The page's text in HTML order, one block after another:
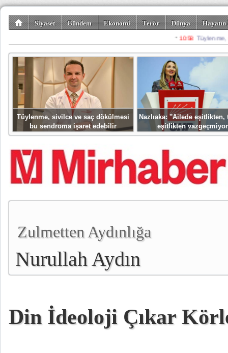
Siyaset Gündem Ekonomi Terör Dünya
Spor Misafir
Tüylenme, sivilce ve saç dökülmesi
bu sendroma işaret edebilir
Nazlıaka: ''Ailede eşitlikten,
eşitlikten
Zulmetten Aydınlığa
Nurullah Aydın
Din İdeoloji Çıkar